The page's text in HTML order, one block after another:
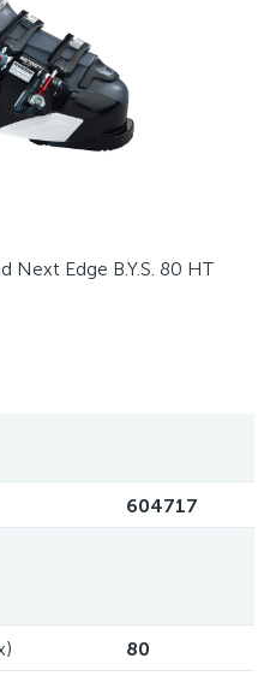
Next Edge B.Y.S. 80 HT
604717
80